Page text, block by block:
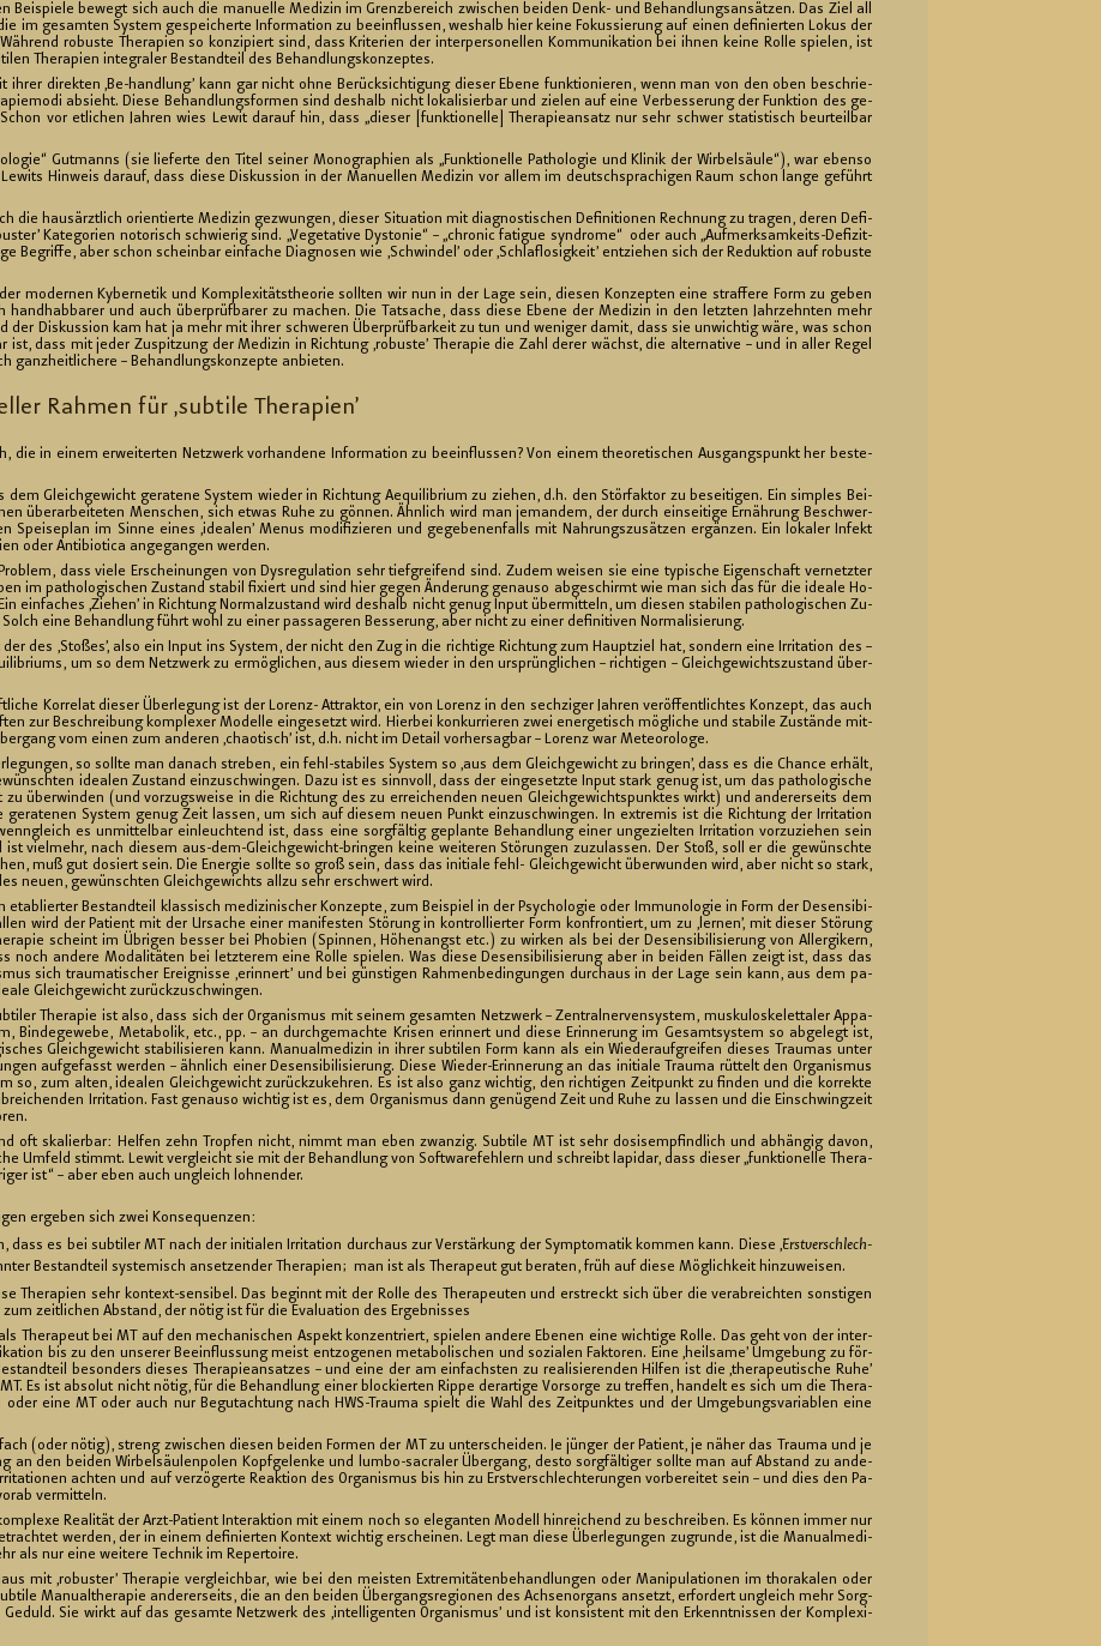
Bei­spie­le be­wegt sich auch die ma­nu­el­le Me­di­zin im Grenz­be­reich zwi­schen bei­den Denk- und Be­hand­lungs­an­sät­zen. Das Ziel all
im ge­sam­ten Sys­tem ge­spei­cher­te In­for­ma­ti­on zu be­ein­flus­sen, wes­halb hier keine Fo­kus­sie­rung auf einen de­fi­nier­ten Lokus der
ro­bus­te The­ra­pi­en so kon­zi­piert sind, dass Kri­te­ri­en der in­ter­per­so­nel­len Kom­mu­ni­ka­ti­on bei ihnen keine Rolle spie­len, ist
The­ra­pi­en in­te­gra­ler Be­stand­teil des Be­hand­lungs­kon­zep­tes.
ihrer di­rek­ten ‚Be-hand­lung’ kann gar nicht ohne Be­rück­sich­ti­gung die­ser Ebene funk­tio­nie­ren, wenn man von den oben be­schrie­
ab­sieht. Diese Be­hand­lungs­for­men sind des­halb nicht lo­ka­li­sier­bar und zie­len auf eine Ver­bes­se­rung der Funk­ti­on des ge­
vor et­li­chen Jah­ren wies Lewit dar­auf hin, dass „die­ser [funk­tio­nel­le] The­ra­pie­an­satz nur sehr schwer sta­tis­tisch be­ur­teil­bar
Gut­manns (sie lie­fer­te den Titel sei­ner Mo­no­gra­phi­en als „Funk­tio­nel­le Pa­tho­lo­gie und Kli­nik der Wir­bel­säu­le“), war eben­so
Hin­weis dar­auf, dass diese Dis­kus­si­on in der Ma­nu­el­len Me­di­zin vor allem im deutsch­spra­chi­gen Raum schon lange ge­führt
die haus­ärzt­lich ori­en­tier­te Me­di­zin ge­zwun­gen, die­ser Si­tua­ti­on mit dia­gnos­ti­schen De­fi­ni­tio­nen Rech­nung zu tra­gen, deren De­fi­
Ka­te­go­ri­en no­to­risch schwie­rig sind. „Ve­ge­ta­ti­ve Dys­to­nie“ – „chro­nic fa­ti­gue syn­dro­me“ oder auch „Auf­merk­sam­keits-De­fi­zit-
Be­grif­fe, aber schon schein­bar ein­fa­che Dia­gno­sen wie ‚Schwin­del’ oder ‚Schlaf­lo­sig­keit’ ent­zie­hen sich der Re­duk­ti­on auf ro­bus­te
mo­der­nen Ky­ber­ne­tik und Kom­ple­xi­täts­theo­rie soll­ten wir nun in der Lage sein, die­sen Kon­zep­ten eine straf­fe­re Form zu geben
hand­hab­ba­rer und auch über­prüf­ba­rer zu ma­chen. Die Tat­sa­che, dass diese Ebene der Me­di­zin in den letz­ten Jahr­zehn­ten mehr
der Dis­kus­si­on kam hat ja mehr mit ihrer schwe­ren Über­prüf­bar­keit zu tun und we­ni­ger damit, dass sie un­wich­tig wäre, was schon
ist, dass mit jeder Zu­spit­zung der Me­di­zin in Rich­tung ‚ro­bus­te’ The­ra­pie die Zahl derer wächst, die al­ter­na­ti­ve – und in aller Regel
ganz­heit­li­che­re – Be­hand­lungs­kon­zep­te an­bie­ten.
Rah­men für ‚sub­ti­le The­ra­pi­en’
die in einem er­wei­ter­ten Netz­werk vor­han­de­ne In­for­ma­ti­on zu be­ein­flus­sen? Von einem theo­re­ti­schen Aus­gangs­punkt her be­ste­
dem Gleich­ge­wicht ge­ra­te­ne Sys­tem wie­der in Rich­tung Ae­qui­li­bri­um zu zie­hen, d.h. den Stör­fak­tor zu be­sei­ti­gen. Ein sim­ples Bei­
über­ar­bei­te­ten Men­schen, sich etwas Ruhe zu gön­nen. Ähn­lich wird man je­man­dem, der durch ein­sei­ti­ge Er­näh­rung Be­schwer­
Spei­se­plan im Sinne eines ‚idea­len’ Menus mo­di­fi­zie­ren und ge­ge­be­nen­falls mit Nah­rungs­zu­sät­zen er­gän­zen. Ein lo­ka­ler In­fekt
oder An­ti­bio­ti­ca an­ge­gan­gen wer­den.
dass viele Er­schei­nun­gen von Dys­re­gu­la­ti­on sehr tief­grei­fend sind. Zudem wei­sen sie eine ty­pi­sche Ei­gen­schaft ver­netz­ter
im pa­tho­lo­gi­schen Zu­stand sta­bil fi­xiert und sind hier gegen Än­de­rung ge­nau­so ab­ge­schirmt wie man sich das für die idea­le Ho­
ein­fa­ches ‚Zie­hen’ in Rich­tung Nor­mal­zu­stand wird des­halb nicht genug Input über­mit­teln, um die­sen sta­bi­len pa­tho­lo­gi­schen Zu­
eine Be­hand­lung führt wohl zu einer pas­sa­ge­ren Bes­se­rung, aber nicht zu einer de­fi­ni­ti­ven Nor­ma­li­sie­rung.
des ‚Sto­ßes’, also ein Input ins Sys­tem, der nicht den Zug in die rich­ti­ge Rich­tung zum Haupt­ziel hat, son­dern eine Ir­ri­ta­ti­on des –
um so dem Netz­werk zu er­mög­li­chen, aus die­sem wie­der in den ur­sprüng­li­chen – rich­ti­gen – Gleich­ge­wichts­zu­stand über­
Kor­re­lat die­ser Über­le­gung ist der Lo­renz- At­trak­tor, ein von Lo­renz in den sech­zi­ger Jah­ren ver­öf­fent­lich­tes Kon­zept, das auch
zur Be­schrei­bung kom­ple­xer Mo­del­le ein­ge­setzt wird. Hier­bei kon­kur­rie­ren zwei en­er­ge­tisch mög­li­che und sta­bi­le Zu­stän­de mit­
vom einen zum an­de­ren ‚chao­tisch’ ist, d.h. nicht im De­tail vor­her­sag­bar – Lo­renz war Me­teo­ro­lo­ge.
so soll­te man da­nach stre­ben, ein fehl-sta­bi­les Sys­tem so ‚aus dem Gleich­ge­wicht zu brin­gen’, dass es die Chan­ce er­hält,
idea­len Zu­stand ein­zu­schwin­gen. Dazu ist es sinn­voll, dass der ein­ge­setz­te Input stark genug ist, um das pa­tho­lo­gi­sche
zu über­win­den (und vor­zugs­wei­se in die Rich­tung des zu er­rei­chen­den neuen Gleich­ge­wichts­punk­tes wirkt) und an­de­rer­seits dem
ge­ra­te­nen Sys­tem genug Zeit las­sen, um sich auf die­sem neuen Punkt ein­zu­schwin­gen. In ex­tre­mis ist die Rich­tung der Ir­ri­ta­ti­on
es un­mit­tel­bar ein­leuch­tend ist, dass eine sorg­fäl­tig ge­plan­te Be­hand­lung einer un­ge­ziel­ten Ir­ri­ta­ti­on vor­zu­zie­hen sein
viel­mehr, nach die­sem aus-dem-Gleich­ge­wicht-brin­gen keine wei­te­ren Stö­run­gen zu­zu­las­sen. Der Stoß, soll er die ge­wünsch­te
muß gut do­siert sein. Die En­er­gie soll­te so groß sein, dass das in­itia­le fehl- Gleich­ge­wicht über­wun­den wird, aber nicht so stark,
neuen, ge­wünsch­ten Gleich­ge­wichts allzu sehr er­schwert wird.
eta­blier­ter Be­stand­teil klas­sisch me­di­zi­ni­scher Kon­zep­te, zum Bei­spiel in der Psy­cho­lo­gie oder Im­mu­no­lo­gie in Form der De­sen­si­bi­
wird der Pa­ti­ent mit der Ur­sa­che einer ma­ni­fes­ten Stö­rung in kon­trol­lier­ter Form kon­fron­tiert, um zu ‚ler­nen’, mit die­ser Stö­rung
scheint im Üb­ri­gen bes­ser bei Pho­bi­en (Spin­nen, Hö­hen­angst etc.) zu wir­ken als bei der De­sen­si­bi­li­sie­rung von All­er­gi­kern,
noch an­de­re Mo­da­li­tä­ten bei letz­te­rem eine Rolle spie­len. Was diese De­sen­si­bi­li­sie­rung aber in bei­den Fäl­len zeigt ist, dass das
sich trau­ma­ti­scher Er­eig­nis­se ‚er­in­nert’ und bei güns­ti­gen Rah­men­be­din­gun­gen durch­aus in der Lage sein kann, aus dem pa­
Gleich­ge­wicht zu­rück­zu­schwin­gen.
The­ra­pie ist also, dass sich der Or­ga­nis­mus mit sei­nem ge­sam­ten Netz­werk – Zen­tral­ner­ven­sys­tem, mus­ku­los­ke­let­ta­ler Ap­pa­
Bin­de­ge­we­be, Me­ta­bo­lik, etc., pp. – an durch­ge­mach­te Kri­sen er­in­nert und diese Er­in­ne­rung im Ge­samt­sys­tem so ab­ge­legt ist,
Gleich­ge­wicht sta­bi­li­sie­ren kann. Ma­nu­al­me­di­zin in ihrer sub­ti­len Form kann als ein Wie­der­auf­grei­fen die­ses Trau­mas unter
auf­ge­fasst wer­den – ähn­lich einer De­sen­si­bi­li­sie­rung. Diese Wie­der-Er­in­ne­rung an das in­itia­le Trau­ma rüt­telt den Or­ga­nis­mus
so, zum alten, idea­len Gleich­ge­wicht zu­rück­zu­keh­ren. Es ist also ganz wich­tig, den rich­ti­gen Zeit­punkt zu fin­den und die kor­rek­te
Ir­ri­ta­ti­on. Fast ge­nau­so wich­tig ist es, dem Or­ga­nis­mus dann ge­nü­gend Zeit und Ruhe zu las­sen und die Ein­schwing­zeit
oft ska­lier­bar: Hel­fen zehn Trop­fen nicht, nimmt man eben zwan­zig. Sub­ti­le MT ist sehr do­sis­emp­find­lich und ab­hän­gig davon,
Um­feld stimmt. Lewit ver­gleicht sie mit der Be­hand­lung von Soft­ware­feh­lern und schreibt la­pi­dar, dass die­ser „funk­tio­nel­le The­ra­
ist“ – aber eben auch un­gleich loh­nen­der.
er­ge­ben sich zwei Kon­se­quen­zen:
dass es bei sub­ti­ler MT nach der in­itia­len Ir­ri­ta­ti­on durch­aus zur Ver­stär­kung der Sym­pto­ma­tik kom­men kann. Diese ‚Erst­ver­schlech­
Be­stand­teil sys­te­misch an­set­zen­der The­ra­pi­en; man ist als The­ra­peut gut be­ra­ten, früh auf diese Mög­lich­keit hin­zu­wei­sen.
The­ra­pi­en sehr kon­text-sen­si­bel. Das be­ginnt mit der Rolle des The­ra­peu­ten und er­streckt sich über die ver­ab­reich­ten sons­ti­gen
zeit­li­chen Ab­stand, der nötig ist für die Eva­lua­ti­on des Er­geb­nis­ses
The­ra­peut bei MT auf den me­cha­ni­schen As­pekt kon­zen­triert, spie­len an­de­re Ebe­nen eine wich­ti­ge Rolle. Das geht von der in­ter­
bis zu den un­se­rer Be­ein­flus­sung meist ent­zo­ge­nen me­ta­bo­li­schen und so­zia­len Fak­to­ren. Eine ‚heil­sa­me’ Um­ge­bung zu för­
be­son­ders die­ses The­ra­pie­an­sat­zes – und eine der am ein­fachs­ten zu rea­li­sie­ren­den Hil­fen ist die ‚the­ra­peu­ti­sche Ruhe’
Es ist ab­so­lut nicht nötig, für die Be­hand­lung einer blo­ckier­ten Rippe der­ar­ti­ge Vor­sor­ge zu tref­fen, han­delt es sich um die The­ra­
oder eine MT oder auch nur Be­gut­ach­tung nach HWS-Trau­ma spielt die Wahl des Zeit­punk­tes und der Um­ge­bungs­va­ria­blen eine
(oder nötig), streng zwi­schen die­sen bei­den For­men der MT zu un­ter­schei­den. Je jün­ger der Pa­ti­ent, je näher das Trau­ma und je
an den bei­den Wir­bel­säu­len­po­len Kopf­ge­len­ke und lum­bo-sa­cra­ler Über­gang, desto sorg­fäl­ti­ger soll­te man auf Ab­stand zu an­de­
ach­ten und auf ver­zö­ger­te Re­ak­ti­on des Or­ga­nis­mus bis hin zu Erst­ver­schlech­te­run­gen vor­be­rei­tet sein – und dies den Pa­
ver­mit­teln.
Rea­li­tät der Arzt-Pa­ti­ent In­ter­ak­ti­on mit einem noch so ele­gan­ten Mo­dell hin­rei­chend zu be­schrei­ben. Es kön­nen immer nur
wer­den, der in einem de­fi­nier­ten Kon­text wich­tig er­schei­nen. Legt man diese Über­le­gun­gen zu­grun­de, ist die Ma­nu­al­me­di­
als nur eine wei­te­re Tech­nik im Re­per­toire.
mit ‚ro­bus­ter’ The­ra­pie ver­gleich­bar, wie bei den meis­ten Ex­tre­mi­tä­ten­be­hand­lun­gen oder Ma­ni­pu­la­tio­nen im tho­ra­ka­len oder
Ma­nu­althe­ra­pie an­de­rer­seits, die an den bei­den Über­gangs­re­gio­nen des Ach­sen­or­gans an­setzt, er­for­dert un­gleich mehr Sorg­
Sie wirkt auf das ge­sam­te Netz­werk des ‚in­tel­li­gen­ten Or­ga­nis­mus’ und ist kon­sis­tent mit den Er­kennt­nis­sen der Kom­ple­xi­